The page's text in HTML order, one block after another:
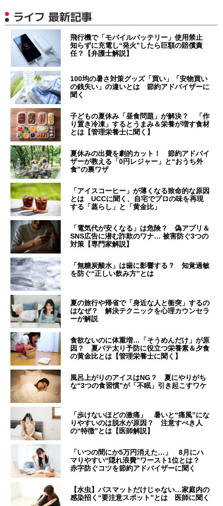
ライフ 最新記事
飛行機で「モバイルバッテリー」使用禁止
知らずに充電し“発火”したら巨額の賠償責
任？【弁護士解説】
100均の暑さ対策グッズ「買い」「安物買い
の銭失い」の違いとは 節約アドバイザーに
聞く
子どもの夏休み「昼食問題」が解決？ 「作
り置き冷凍」するとうまみ＆栄養が増す食材
とは【管理栄養士に聞く】
夏休みの出費を劇的カット！ 節約アドバイ
ザーが教える「0円レジャー」と“おうち外
食”の裏ワザ
「アイスコーヒー」が薄くなる致命的な原因
とは UCCに聞く、自宅でプロの味を再現
する「蒸らし」と「黄金比」
「電気代が安くなる」は危険？ 偽アプリ＆
SNS広告に潜む詐欺のワナ… 被害防ぐ3つの
対策【専門家解説】
「無糖炭酸水」は歯に影響する？ 知覚過敏
を防ぐ“正しい飲み方”とは
夏の旅行や帰省で「身近な人と衝突」するの
はなぜ？ 解決テクニックを心理カウンセラ
ーが解説
食欲ないのに体重増…「そうめんだけ」が原
因？ 夏バテ太り予防に役立つ栄養素＆夕食
の黄金比とは【管理栄養士に聞く】
風呂上がりのアイスはNG？ 夏にやりがち
な“3つの食習慣”が「不眠」引き起こすワケ
「歩けないほどの激痛」 暑いと“痛風”にな
りやすいのは脱水が原因？ 注意すべき人
の“特徴”とは【医師解説】
「いつの間にか5万円消えた…」 8月にハ
マりやすい“隠れ浪費”ワースト1位とは？
赤字防ぐコツを節約アドバイザーに聞く
【水虫】バスマットだけじゃない…家庭内の
感染招く“要注意スポット”とは 医師に聞く